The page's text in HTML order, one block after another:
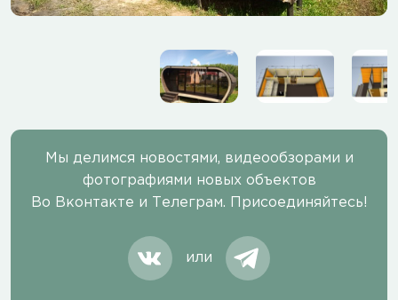
Мы делимся новостями, видеообзорами и
фотографиями новых объектов
Во Вконтакте и Телеграм. Присоединяйтесь!
или